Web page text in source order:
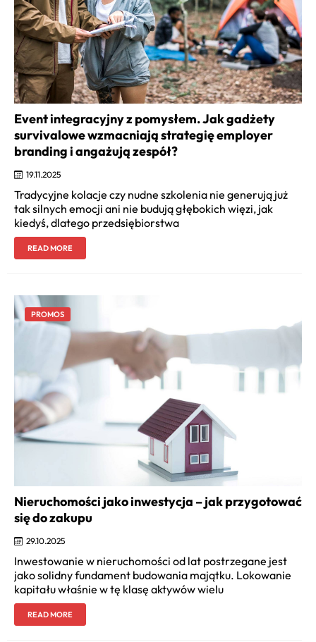
Event integracyjny z pomysłem. Jak gadżety
survivalowe wzmacniają strategię employer
branding i angażują zespół?
19.11.2025
Tradycyjne kolacje czy nudne szkolenia nie generują już
tak silnych emocji ani nie budują głębokich więzi, jak
kiedyś, dlatego przedsiębiorstwa
READ MORE
PROMOS
Nieruchomości jako inwestycja – jak przygotować
się do zakupu
29.10.2025
Inwestowanie w nieruchomości od lat postrzegane jest
jako solidny fundament budowania majątku. Lokowanie
kapitału właśnie w tę klasę aktywów wielu
READ MORE